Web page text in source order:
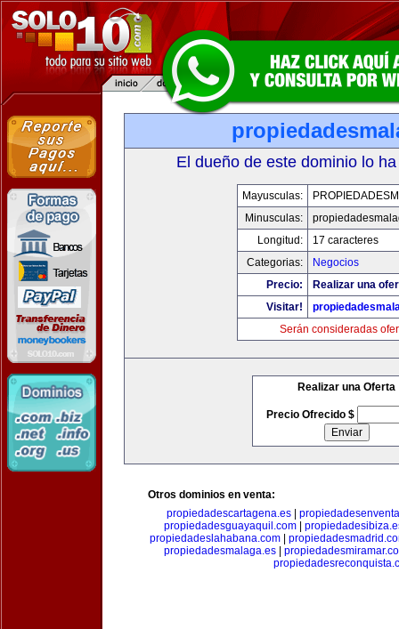
El dueño de este dominio lo
Mayusculas:
Minusculas:
Longitud:
17 caracteres
Categorias:
Negocios
Precio:
Realizar una
Visitar!
Serán consideradas
Realizar una Oferta
Precio Ofrecido $
Otros dominios en venta:
propiedadescartagena.es|
propiedadesguayaquil.com
propiedadeslahabana.com|
propiedadesmalaga.es|